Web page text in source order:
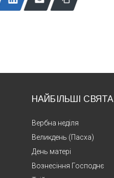
НАЙБІЛЬШІ СВЯТА
Вербна неділя
Великдень (Пасха)
День матері
Вознесіння Господнє